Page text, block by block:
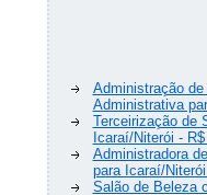
Administração
Administrativa
Terceirização de
Icaraí/Niterói -
Administradora
para Icaraí/
Salão de Beleza